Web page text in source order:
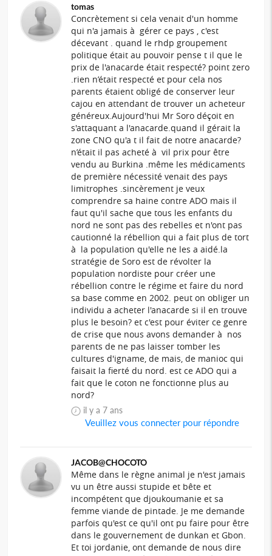
tomas
Concrètement si cela venait d'un homme
qui n'a jamais à gérer ce pays , c'est
décevant . quand le rhdp groupement
politique était au pouvoir pense t il que le
prix de l'anacarde était respecté? point zero
.rien n’était respecté et pour cela nos
parents étaient obligé de conserver leur
cajou en attendant de trouver un acheteur
généreux.Aujourd'hui Mr Soro déçoit en
s'attaquant a l'anacarde.quand il gérait la
zone CNO qu'a t il fait de notre anacarde?
n’était il pas acheté à vil prix pour être
vendu au Burkina .même les médicaments
de première nécessité venait des pays
limitrophes .sincèrement je veux
comprendre sa haine contre ADO mais il
faut qu'il sache que tous les enfants du
nord ne sont pas des rebelles et n'ont pas
cautionné la rébellion qui a fait plus de tort
à la population qu'elle ne les a aidé.la
stratégie de Soro est de révolter la
population nordiste pour créer une
rébellion contre le régime et faire du nord
sa base comme en 2002. peut on obliger un
individu a acheter l'anacarde si il en trouve
plus le besoin? et c'est pour éviter ce genre
de crise que nous avons demander à nos
parents de ne pas laisser tomber les
cultures d'igname, de mais, de manioc qui
faisait la fierté du nord. est ce ADO qui a
fait que le coton ne fonctionne plus au
nord?
il y a 7 ans
Veuillez vous connecter pour répondre
JACOB@CHOCOTO
Même dans le règne animal je n'est jamais
vu un être aussi stupide et bête et
incompétent que djoukoumanie et sa
femme viande de pintade. Je me demande
parfois qu'est ce qu'il ont pu faire pour être
dans le gouvernement de dunkan et Gbon.
Et toi jordanie, ont demande de nous dire